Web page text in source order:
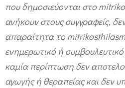
που δημοσιεύονται στο
ανήκουν στους συγγραφείς,
απαραίτητα το
ενημερωτικό ή
καμία περίπτωση δεν
αγωγής ή θεραπείας και δεν